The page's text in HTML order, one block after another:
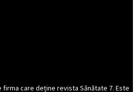
care deține revista Sănătate 7. Este